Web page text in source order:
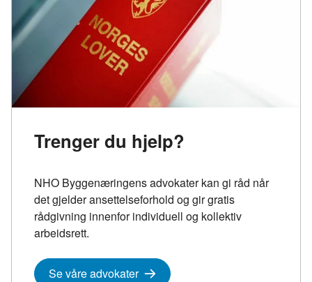
Trenger du hjelp?
NHO Byggenæringens advokater kan gi råd når
det gjelder ansettelseforhold og gir gratis
rådgivning innenfor individuell og kollektiv
arbeidsrett.
Se våre advokater